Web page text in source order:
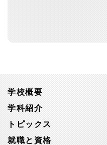
学校概要
学科紹介
トピックス
就職と資格